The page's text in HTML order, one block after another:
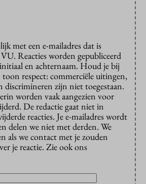
met een e-mailadres dat is
Reacties worden gepubliceerd
en achternaam. Houd je bij
respect: commerciële uitingen,
discrimineren zijn niet toegestaan.
worden vaak aangezien voor
De redactie gaat niet in
reacties. Je e-mailadres wordt
delen we niet met derden. We
als we contact met je zouden
je reactie. Zie ook ons